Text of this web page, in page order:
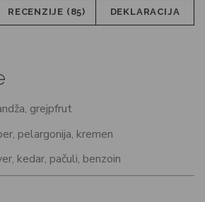
RECENZIJE (85) DEKLARACIJA
grejpfrut
pelargonija, kremen
kedar, pačuli, benzoin